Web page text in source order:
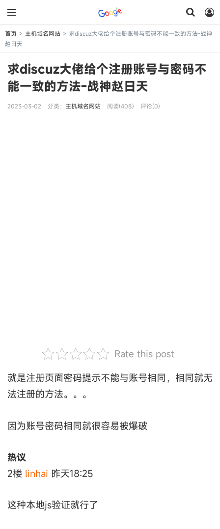
首页 > 主机域名网站 > 求discuz大佬给个注册账号与密码不能一致的方法-战神
赵日天
求discuz大佬给个注册账号与密码不
能一致的方法-战神赵日天
2023-03-02 分类： 主机域名网站 阅读(408) 评论(0)
Rate this post
就是注册页面密码提示不能与账号相同，相同就无
法注册的方法。。。
因为账号密码相同就很容易被爆破
热议
2楼 linhai 昨天18:25
这种本地js验证就行了